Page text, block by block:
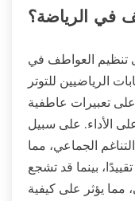
في الرياضة؟
تنظيم العواطف في
الرياضيين للتوتر
على تعبيرات عاطفية
الأداء. على سبيل
الجماعي، مما
بينما قد تشجع
مما يؤثر على كيفية